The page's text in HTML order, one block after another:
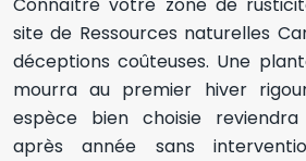
Connaître votre zone de
site de Ressources naturelles
déceptions coûteuses. Une
mourra au premier hiver
espèce bien choisie
après année sans